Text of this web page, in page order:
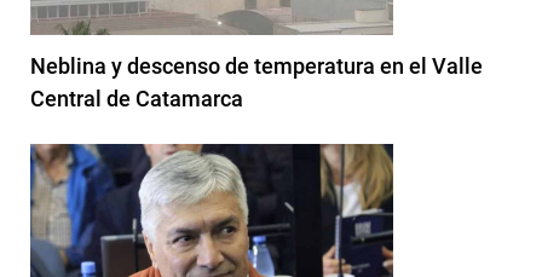
Neblina y descenso de temperatura en el Valle
Central de Catamarca